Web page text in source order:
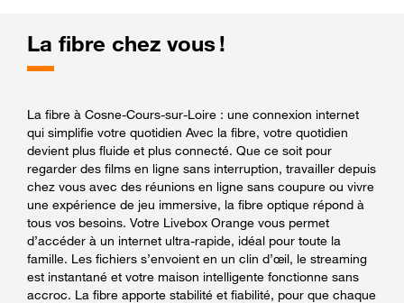
La fibre chez vous !
La fibre à Cosne-Cours-sur-Loire : une connexion internet
qui simplifie votre quotidien Avec la fibre, votre quotidien
devient plus fluide et plus connecté. Que ce soit pour
regarder des films en ligne sans interruption, travailler depuis
chez vous avec des réunions en ligne sans coupure ou vivre
une expérience de jeu immersive, la fibre optique répond à
tous vos besoins. Votre Livebox Orange vous permet
d’accéder à un internet ultra-rapide, idéal pour toute la
famille. Les fichiers s’envoient en un clin d’œil, le streaming
est instantané et votre maison intelligente fonctionne sans
accroc. La fibre apporte stabilité et fiabilité, pour que chaque